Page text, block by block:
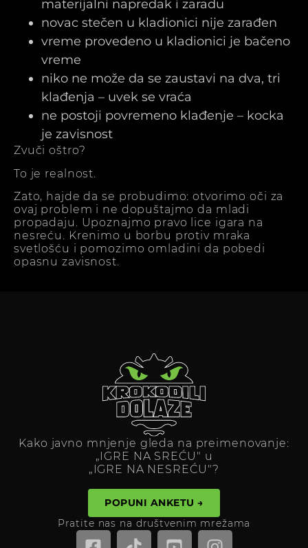
materijalni napredak i zaradu
novac stečen u kladionici nije zarađen
vreme provedeno u kladionici je bačeno
vreme
niko ne može da se zaustavi na dva, tri
klađenja – uvek se vraća
ne postoji povremeno klađenje – kocka
je zavisnost
Zvuči oštro?
To je realnost.
Zato, hajde da se probudimo: otvorimo oči za
ovaj problem i ne dopuštajmo da mladi
propadaju. Upoznajmo pravo lice igara na
nesreću. Krenimo u borbu protiv mraka
svetlošću i pomozimo omladini da pobedi
opasnu zavisnost.
Kako javno mnjenje gleda na preimenovanje:
„IGRE NA SREĆU" u
„IGRE NA NESREĆU"?
POPUNI ANKETU →
Pratite nas na društvenim mrežama